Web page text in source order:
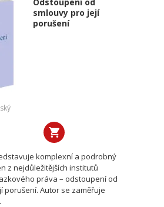
smlouvy pro její
porušení
komplexní a podrobný
z nejdůležitějších institutů
práva – odstoupení od
porušení. Autor se zaměřuje